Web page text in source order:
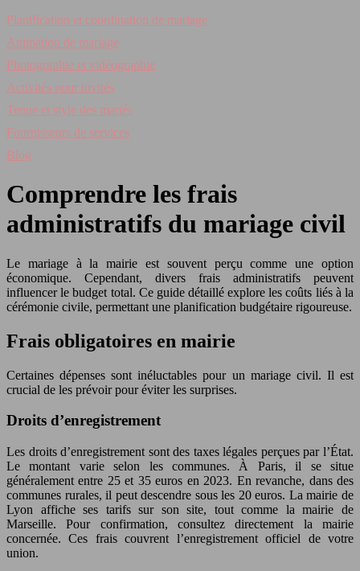
Planification et coordination de mariage
Animation de mariage
Photographie et vidéographie
Activités pour invités
Tenue et style des mariés
Fournisseurs de services
Blog
Comprendre les frais
administratifs du mariage civil
Le mariage à la mairie est souvent perçu comme une option
économique. Cependant, divers frais administratifs peuvent
influencer le budget total. Ce guide détaillé explore les coûts liés à la
cérémonie civile, permettant une planification budgétaire rigoureuse.
Frais obligatoires en mairie
Certaines dépenses sont inéluctables pour un mariage civil. Il est
crucial de les prévoir pour éviter les surprises.
Droits d’enregistrement
Les droits d’enregistrement sont des taxes légales perçues par l’État.
Le montant varie selon les communes. À Paris, il se situe
généralement entre 25 et 35 euros en 2023. En revanche, dans des
communes rurales, il peut descendre sous les 20 euros. La mairie de
Lyon affiche ses tarifs sur son site, tout comme la mairie de
Marseille. Pour confirmation, consultez directement la mairie
concernée. Ces frais couvrent l’enregistrement officiel de votre
union.